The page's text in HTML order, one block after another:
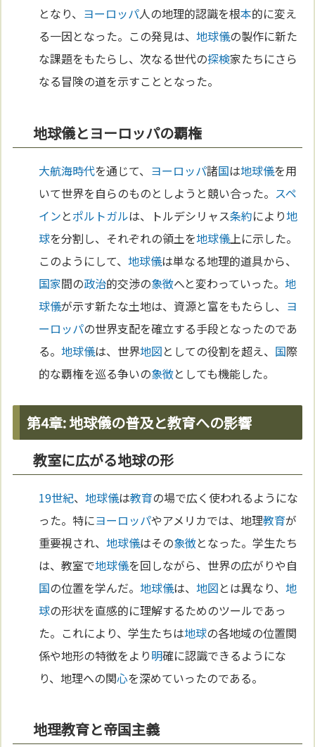
となり、 ヨーロッパ人の地理的認識を根本的に変え
る一因となった。この発見は、地球儀の製作に新た
な課題をもたらし、次なる世代の探検家たちにさら
なる冒険の道を示すこととなった。
地球儀とヨーロッパの覇権
大航海時代を通じて、 ヨーロッパ諸国は地球儀を用
いて世界を自らのものとしようと競い合った。 スペ
インとポルトガルは、トルデシリャス条約により地
球を分割し、それぞれの領土を地球儀上に示した。
このようにして、地球儀は単なる地理的道具から、
国家間の政治的交渉の象徴へと変わっていった。地
球儀が示す新たな土地は、資源と富をもたらし、 ヨ
ーロッパの世界支配を確立する手段となったのであ
る。地球儀は、世界地図としての役割を超え、 国際
的な覇権を巡る争いの象徴としても機能した。
第4章: 地球儀の普及と教育への影響
教室に広がる地球の形
19世紀、地球儀は教育の場で広く使われるようにな
った。特にヨーロッパやアメリカでは、地理教育が
重要視され、地球儀はその象徴となった。学生たち
は、教室で地球儀を回しながら、世界の広がりや自
国の位置を学んだ。地球儀は、地図とは異なり、地
球の形状を直感的に理解するためのツールであっ
た。これにより、学生たちは地球の各地域の位置関
係や地形の特徴をより明確に認識できるようにな
り、地理への関心を深めていったのである。
地理教育と帝国主義